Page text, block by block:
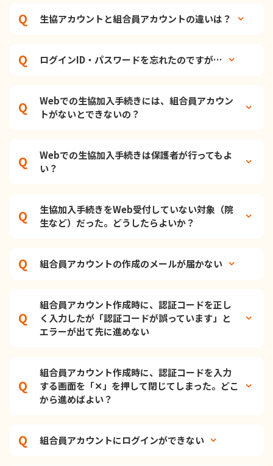
生協アカウントと組合員アカウントの違いは？
ログインID・パスワードを忘れたのですが…
Webでの生協加入手続きには、組合員アカウン
トがないとできないの？
Webでの生協加入手続きは保護者が行ってもよ
い？
生協加入手続きをWeb受付していない対象（院
生など）だった。どうしたらよいか？
組合員アカウントの作成のメールが届かない
組合員アカウント作成時に、認証コードを正し
く入力したが「認証コードが誤っています」と
エラーが出て先に進めない
組合員アカウント作成時に、認証コードを入力
する画面を「✕」を押して閉じてしまった。どこ
から進めばよい？
組合員アカウントにログインができない